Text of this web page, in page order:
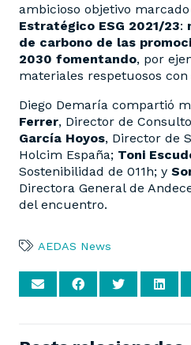
ambicioso objetivo
Estratégico ESG 2021/23:
de carbono de las
2030 fomentando, por
materiales respetuosos con
Diego Demaría compartió
Ferrer, Director de
García Hoyos, Director de
Holcim España; Toni
Sostenibilidad de 011h; y
Directora General de
del encuentro.
AEDAS News